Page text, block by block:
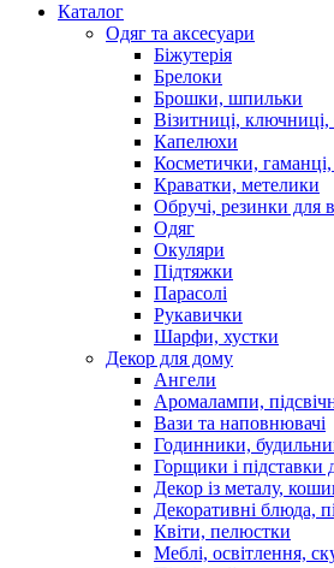
Каталог
Oдяг та аксесуари
Біжутерія
Брелоки
Брошки, шпильки
Візитниці,
Капелюхи
Косметички,
Краватки, метелики
Обручі, резинки для
Одяг
Окуляри
Підтяжки
Парасолі
Рукавички
Шарфи, хустки
Декор для дому
Ангели
Аромалампи,
Вази та наповнювачі
Годинники,
Горщики і підставки
Декор із металу,
Декоративні блюда,
Квіти, пелюстки
Меблі, освітлення,